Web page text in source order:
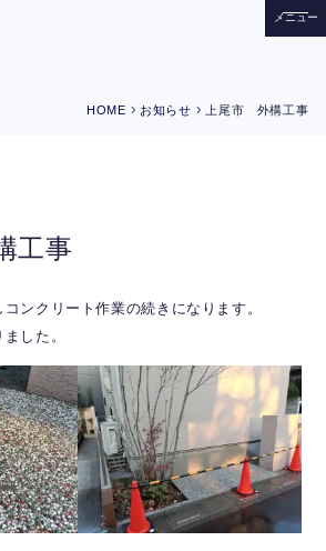
メニュー
HOME chevron_right お知らせ chevron_right 上尾市 外構工事
工事
ンクリート作業の続きになります。
した。